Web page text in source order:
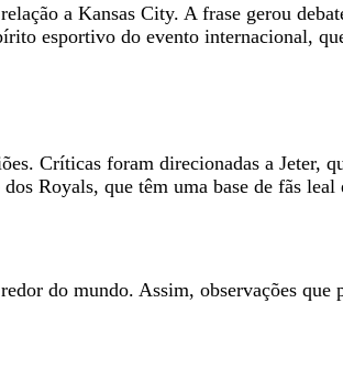
a Kansas City. A frase gerou
esportivo do evento internacional,
Críticas foram direcionadas a Jeter,
Royals, que têm uma base de fãs leal
do mundo. Assim, observações que